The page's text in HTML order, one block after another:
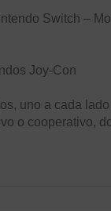
Switch –
Joy-Con
uno a cada
o cooperativo,